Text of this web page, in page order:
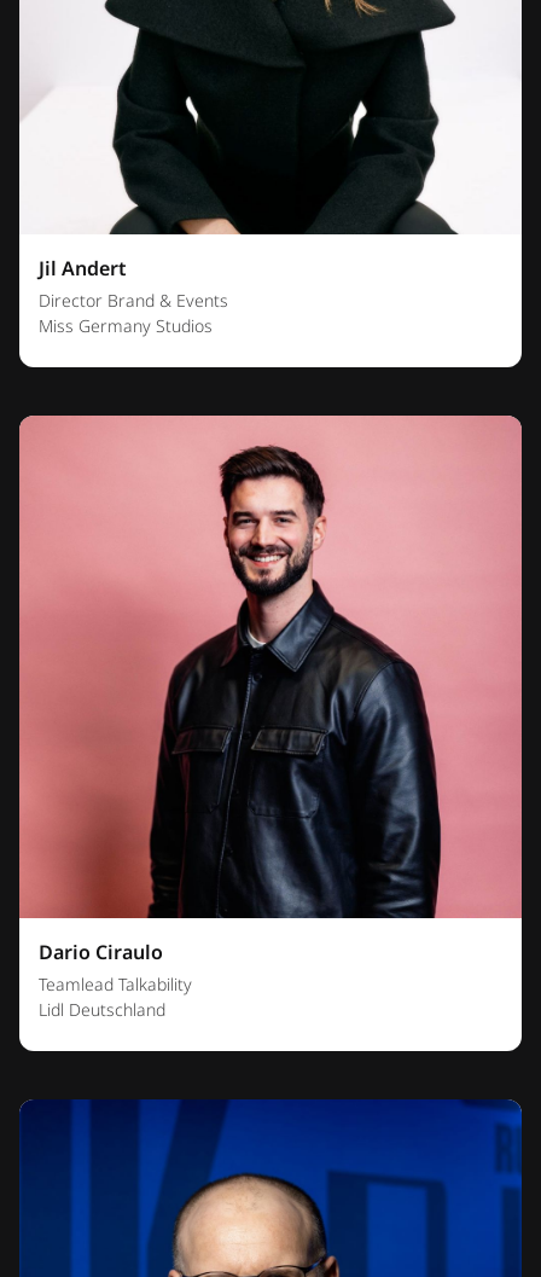
Jil Andert
Director Brand & Events
Miss Germany Studios
Dario Ciraulo
Teamlead Talkability
Lidl Deutschland